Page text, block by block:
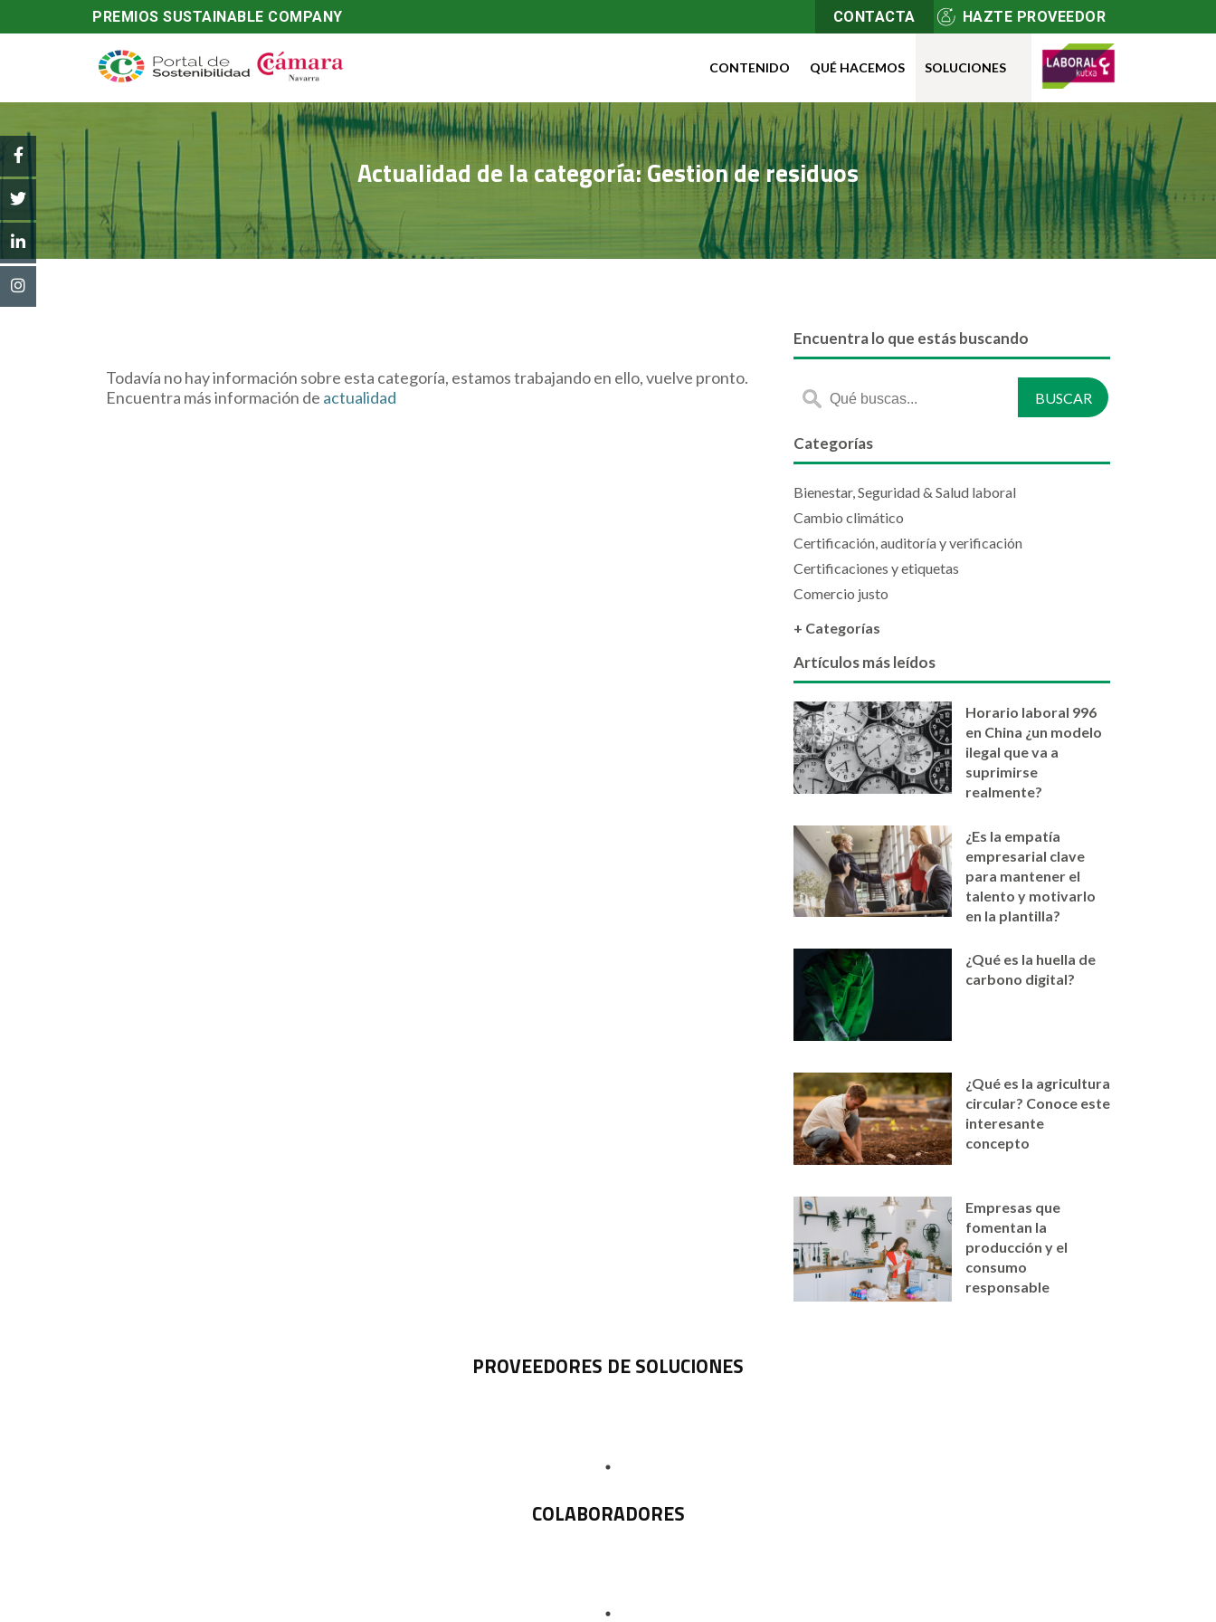
PREMIOS SUSTAINABLE COMPANY CONTACTA HAZTE PROVEEDOR
CONTENIDO QUÉ HACEMOS SOLUCIONES
Actualidad de la categoría: Gestion de residuos
Todavía no hay información sobre esta categoría, estamos trabajando en ello, vuelve pronto.
Encuentra más información de actualidad
Encuentra lo que estás buscando
Categorías
Bienestar, Seguridad & Salud laboral
Cambio climático
Certificación, auditoría y verificación
Certificaciones y etiquetas
Comercio justo
+ Categorías
Artículos más leídos
Horario laboral 996
en China ¿un modelo
ilegal que va a
suprimirse
realmente?
¿Es la empatía
empresarial clave
para mantener el
talento y motivarlo
en la plantilla?
¿Qué es la huella de
carbono digital?
¿Qué es la agricultura
circular? Conoce este
interesante
concepto
Empresas que
fomentan la
producción y el
consumo
responsable
PROVEEDORES DE SOLUCIONES
COLABORADORES